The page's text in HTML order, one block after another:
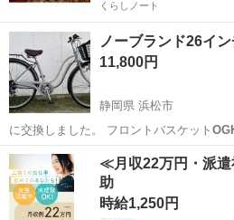
くらしノート
ノーブランド26イ
11,800円
静岡県 浜松市
に交換しました。 フロントバスケット
た。 ベル新品…
静岡 浜松市 その他 ノーブラン
≪月収22万円・派
助
時給1,250円